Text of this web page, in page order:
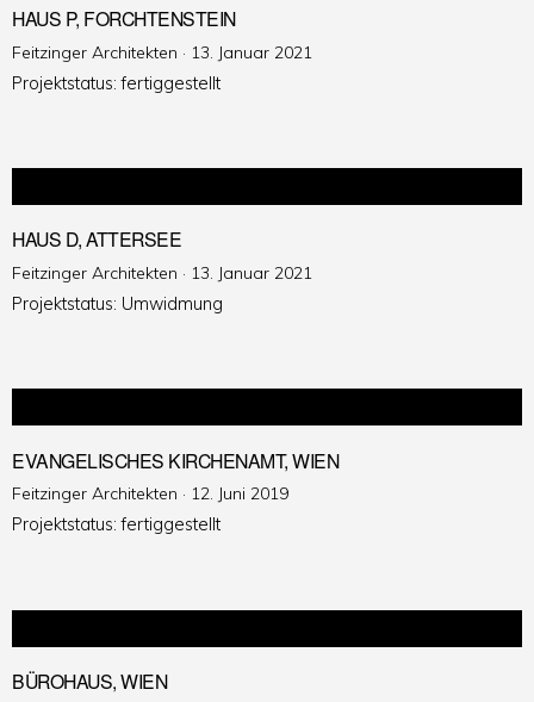
HAUS P, FORCHTENSTEIN
Feitzinger Architekten · Veröffentlicht
am
13. Januar 2021
Projektstatus: fertiggestellt
HAUS D, ATTERSEE
Feitzinger Architekten · Veröffentlicht
am
13. Januar 2021
Projektstatus: Umwidmung
EVANGELISCHES KIRCHENAMT, WIEN
Feitzinger Architekten · Veröffentlicht
am
12. Juni 2019
Projektstatus: fertiggestellt
BÜROHAUS, WIEN